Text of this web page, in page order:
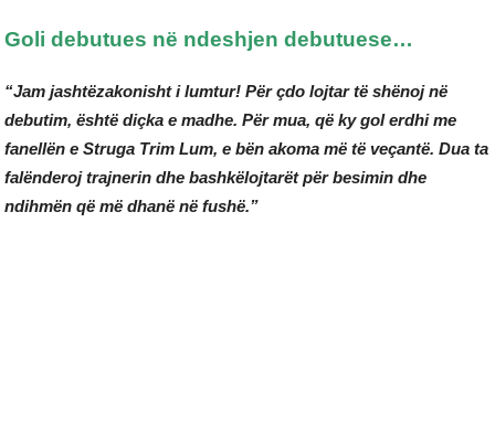
Goli debutues në ndeshjen debutuese…
“Jam jashtëzakonisht i lumtur! Për çdo lojtar të shënoj në
debutim, është diçka e madhe. Për mua, që ky gol erdhi me
fanellën e Struga Trim Lum, e bën akoma më të veçantë. Dua ta
falënderoj trajnerin dhe bashkëlojtarët për besimin dhe
ndihmën që më dhanë në fushë.”